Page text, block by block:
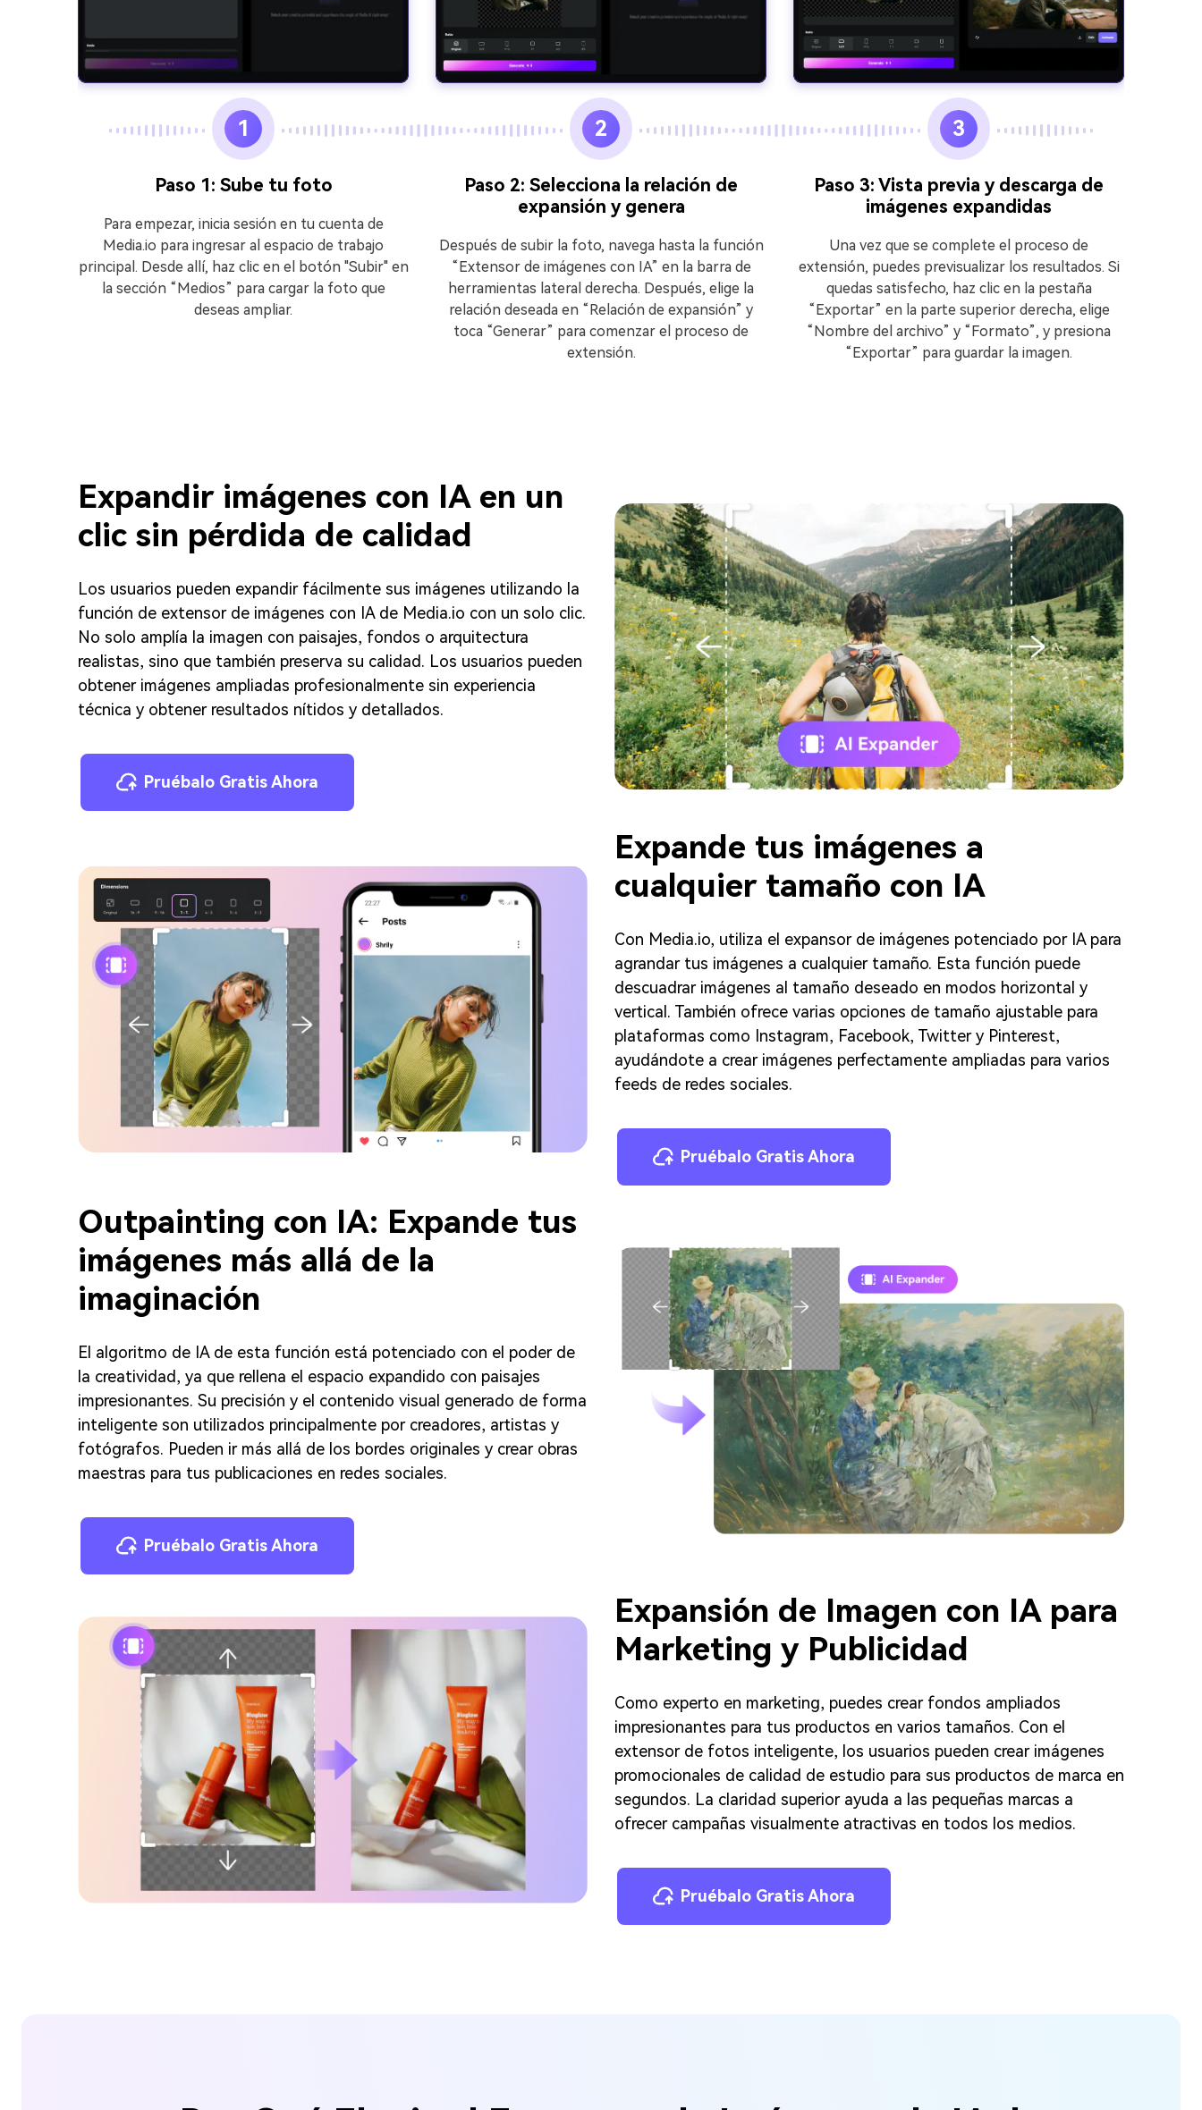
1
Paso 1: Sube tu foto
Para empezar, inicia sesión en tu cuenta de
Media.io para ingresar al espacio de trabajo
principal. Desde allí, haz clic en el botón "Subir" en
la sección “Medios” para cargar la foto que
deseas ampliar.
2
Paso 2: Selecciona la relación de
expansión y genera
Después de subir la foto, navega hasta la función
“Extensor de imágenes con IA” en la barra de
herramientas lateral derecha. Después, elige la
relación deseada en “Relación de expansión” y
toca “Generar” para comenzar el proceso de
extensión.
3
Paso 3: Vista previa y descarga de
imágenes expandidas
Una vez que se complete el proceso de
extensión, puedes previsualizar los resultados. Si
quedas satisfecho, haz clic en la pestaña
“Exportar” en la parte superior derecha, elige
“Nombre del archivo” y “Formato”, y presiona
“Exportar” para guardar la imagen.
Expandir imágenes con IA en un
clic sin pérdida de calidad
Los usuarios pueden expandir fácilmente sus imágenes utilizando la
función de extensor de imágenes con IA de Media.io con un solo clic.
No solo amplía la imagen con paisajes, fondos o arquitectura
realistas, sino que también preserva su calidad. Los usuarios pueden
obtener imágenes ampliadas profesionalmente sin experiencia
técnica y obtener resultados nítidos y detallados.
Pruébalo Gratis Ahora
Expande tus imágenes a
cualquier tamaño con IA
Con Media.io, utiliza el expansor de imágenes potenciado por IA para
agrandar tus imágenes a cualquier tamaño. Esta función puede
descuadrar imágenes al tamaño deseado en modos horizontal y
vertical. También ofrece varias opciones de tamaño ajustable para
plataformas como Instagram, Facebook, Twitter y Pinterest,
ayudándote a crear imágenes perfectamente ampliadas para varios
feeds de redes sociales.
Pruébalo Gratis Ahora
Outpainting con IA: Expande tus
imágenes más allá de la
imaginación
El algoritmo de IA de esta función está potenciado con el poder de
la creatividad, ya que rellena el espacio expandido con paisajes
impresionantes. Su precisión y el contenido visual generado de forma
inteligente son utilizados principalmente por creadores, artistas y
fotógrafos. Pueden ir más allá de los bordes originales y crear obras
maestras para tus publicaciones en redes sociales.
Pruébalo Gratis Ahora
Expansión de Imagen con IA para
Marketing y Publicidad
Como experto en marketing, puedes crear fondos ampliados
impresionantes para tus productos en varios tamaños. Con el
extensor de fotos inteligente, los usuarios pueden crear imágenes
promocionales de calidad de estudio para sus productos de marca en
segundos. La claridad superior ayuda a las pequeñas marcas a
ofrecer campañas visualmente atractivas en todos los medios.
Pruébalo Gratis Ahora